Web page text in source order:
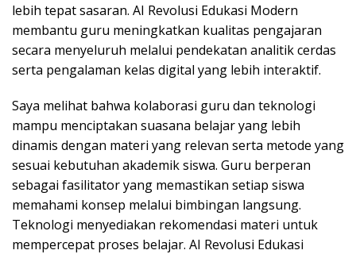
lebih tepat sasaran. AI Revolusi Edukasi Modern
membantu guru meningkatkan kualitas pengajaran
secara menyeluruh melalui pendekatan analitik cerdas
serta pengalaman kelas digital yang lebih interaktif.
Saya melihat bahwa kolaborasi guru dan teknologi
mampu menciptakan suasana belajar yang lebih
dinamis dengan materi yang relevan serta metode yang
sesuai kebutuhan akademik siswa. Guru berperan
sebagai fasilitator yang memastikan setiap siswa
memahami konsep melalui bimbingan langsung.
Teknologi menyediakan rekomendasi materi untuk
mempercepat proses belajar. AI Revolusi Edukasi